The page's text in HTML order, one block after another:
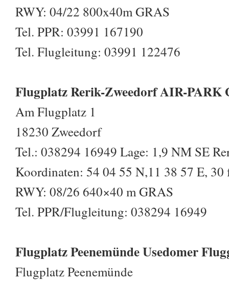
RWY: 04/22 800x40m GRAS
Tel. PPR: 03991 167190
Tel. Flugleitung: 03991 122476
Flugplatz Rerik-Zweedorf AIR-PARK
Am Flugplatz 1
18230 Zweedorf
Tel.: 038294 16949 Lage: 1,9 NM SE
Koordinaten: 54 04 55 N,11 38 57 E, 30
RWY: 08/26 640×40 m GRAS
Tel. PPR/Flugleitung: 038294 16949
Flugplatz Peenemünde Usedomer
Flugplatz Peenemünde